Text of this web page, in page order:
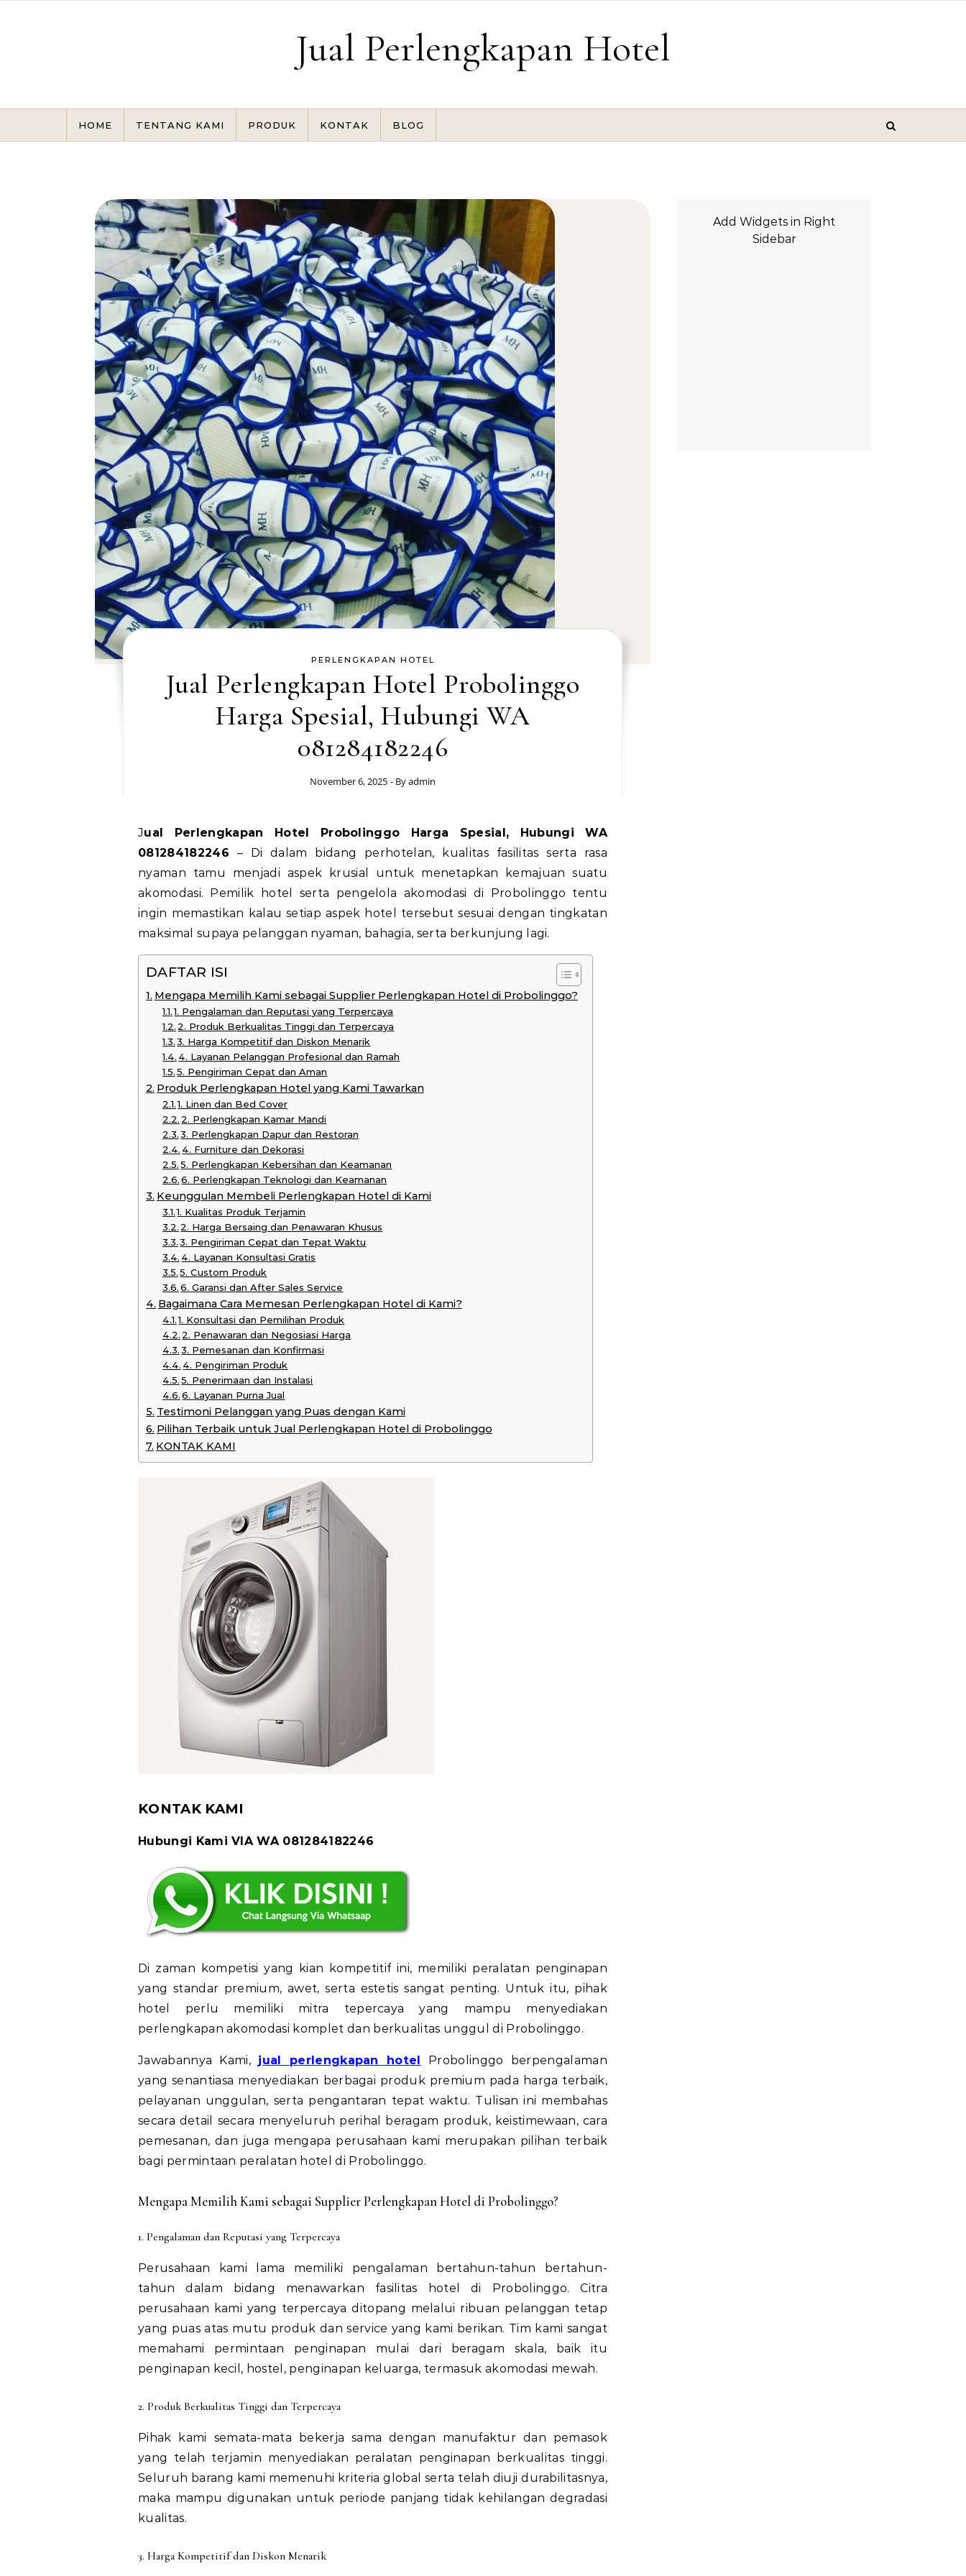
Jual Perlengkapan Hotel
HOME TENTANG KAMI PRODUK KONTAK BLOG
PERLENGKAPAN HOTEL
Jual Perlengkapan Hotel Probolinggo
Harga Spesial, Hubungi WA
081284182246
November 6, 2025 - Byadmin
Jual Perlengkapan Hotel Probolinggo Harga Spesial, Hubungi WA
081284182246 – Di dalam bidang perhotelan, kualitas fasilitas serta rasa
nyaman tamu menjadi aspek krusial untuk menetapkan kemajuan suatu
akomodasi. Pemilik hotel serta pengelola akomodasi di Probolinggo tentu
ingin memastikan kalau setiap aspek hotel tersebut sesuai dengan tingkatan
maksimal supaya pelanggan nyaman, bahagia, serta berkunjung lagi.
DAFTAR ISI
Mengapa Memilih Kami sebagai Supplier Perlengkapan Hotel di Probolinggo?
1. Pengalaman dan Reputasi yang Terpercaya
2. Produk Berkualitas Tinggi dan Terpercaya
3. Harga Kompetitif dan Diskon Menarik
4. Layanan Pelanggan Profesional dan Ramah
5. Pengiriman Cepat dan Aman
Produk Perlengkapan Hotel yang Kami Tawarkan
1. Linen dan Bed Cover
2. Perlengkapan Kamar Mandi
3. Perlengkapan Dapur dan Restoran
4. Furniture dan Dekorasi
5. Perlengkapan Kebersihan dan Keamanan
6. Perlengkapan Teknologi dan Keamanan
Keunggulan Membeli Perlengkapan Hotel di Kami
1. Kualitas Produk Terjamin
2. Harga Bersaing dan Penawaran Khusus
3. Pengiriman Cepat dan Tepat Waktu
4. Layanan Konsultasi Gratis
5. Custom Produk
6. Garansi dan After Sales Service
Bagaimana Cara Memesan Perlengkapan Hotel di Kami?
1. Konsultasi dan Pemilihan Produk
2. Penawaran dan Negosiasi Harga
3. Pemesanan dan Konfirmasi
4. Pengiriman Produk
5. Penerimaan dan Instalasi
6. Layanan Purna Jual
Testimoni Pelanggan yang Puas dengan Kami
Pilihan Terbaik untuk Jual Perlengkapan Hotel di Probolinggo
KONTAK KAMI
KONTAK KAMI
Hubungi Kami VIA WA 081284182246
Di zaman kompetisi yang kian kompetitif ini, memiliki peralatan penginapan
yang standar premium, awet, serta estetis sangat penting. Untuk itu, pihak
hotel perlu memiliki mitra tepercaya yang mampu menyediakan
perlengkapan akomodasi komplet dan berkualitas unggul di Probolinggo.
Jawabannya Kami, jual perlengkapan hotel Probolinggo berpengalaman
yang senantiasa menyediakan berbagai produk premium pada harga terbaik,
pelayanan unggulan, serta pengantaran tepat waktu. Tulisan ini membahas
secara detail secara menyeluruh perihal beragam produk, keistimewaan, cara
pemesanan, dan juga mengapa perusahaan kami merupakan pilihan terbaik
bagi permintaan peralatan hotel di Probolinggo.
Mengapa Memilih Kami sebagai Supplier Perlengkapan Hotel di Probolinggo?
1. Pengalaman dan Reputasi yang Terpercaya
Perusahaan kami lama memiliki pengalaman bertahun-tahun bertahun-
tahun dalam bidang menawarkan fasilitas hotel di Probolinggo. Citra
perusahaan kami yang terpercaya ditopang melalui ribuan pelanggan tetap
yang puas atas mutu produk dan service yang kami berikan. Tim kami sangat
memahami permintaan penginapan mulai dari beragam skala, baik itu
penginapan kecil, hostel, penginapan keluarga, termasuk akomodasi mewah.
2. Produk Berkualitas Tinggi dan Terpercaya
Pihak kami semata-mata bekerja sama dengan manufaktur dan pemasok
yang telah terjamin menyediakan peralatan penginapan berkualitas tinggi.
Seluruh barang kami memenuhi kriteria global serta telah diuji durabilitasnya,
maka mampu digunakan untuk periode panjang tidak kehilangan degradasi
kualitas.
3. Harga Kompetitif dan Diskon Menarik
Add Widgets in Right
Sidebar